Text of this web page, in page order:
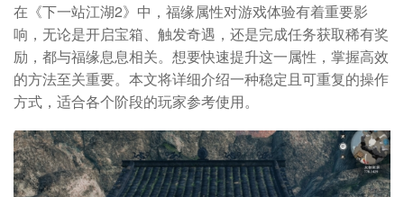
在《下一站江湖2》中，福缘属性对游戏体验有着重要影
响，无论是开启宝箱、触发奇遇，还是完成任务获取稀有奖
励，都与福缘息息相关。想要快速提升这一属性，掌握高效
的方法至关重要。本文将详细介绍一种稳定且可重复的操作
方式，适合各个阶段的玩家参考使用。